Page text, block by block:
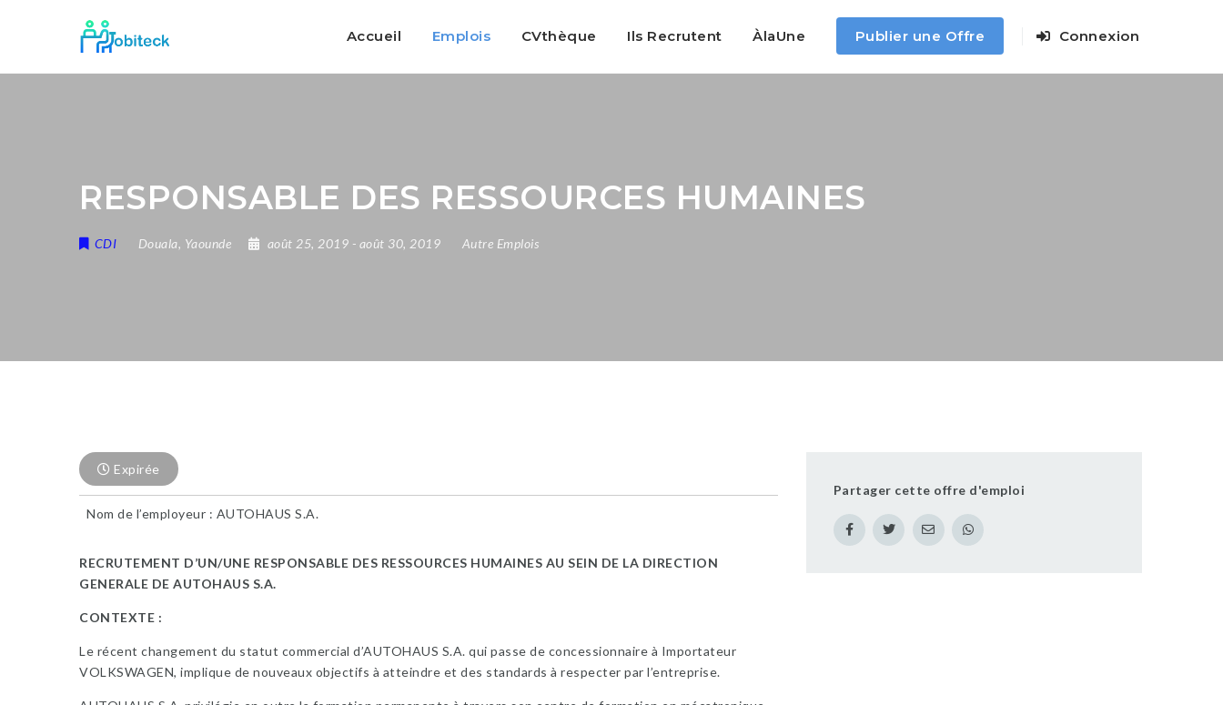
Accueil Emplois CVthèque Ils Recrutent ÀlaUne Publier une Offre Connexion
RESPONSABLE DES RESSOURCES HUMAINES
CDI Douala, Yaounde août 25, 2019 - août 30, 2019 Autre Emplois
Expirée
Nom de l’employeur : AUTOHAUS S.A.
RECRUTEMENT D’UN/UNE RESPONSABLE DES RESSOURCES HUMAINES AU SEIN DE LA DIRECTION
GENERALE DE AUTOHAUS S.A.
CONTEXTE :
Le récent changement du statut commercial d’AUTOHAUS S.A. qui passe de concessionnaire à Importateur
VOLKSWAGEN, implique de nouveaux objectifs à atteindre et des standards à respecter par l’entreprise.
Partager cette offre d'emploi